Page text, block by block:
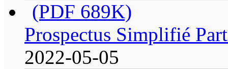
(PDF 689K)
Prospectus Simplifié
2022-05-05